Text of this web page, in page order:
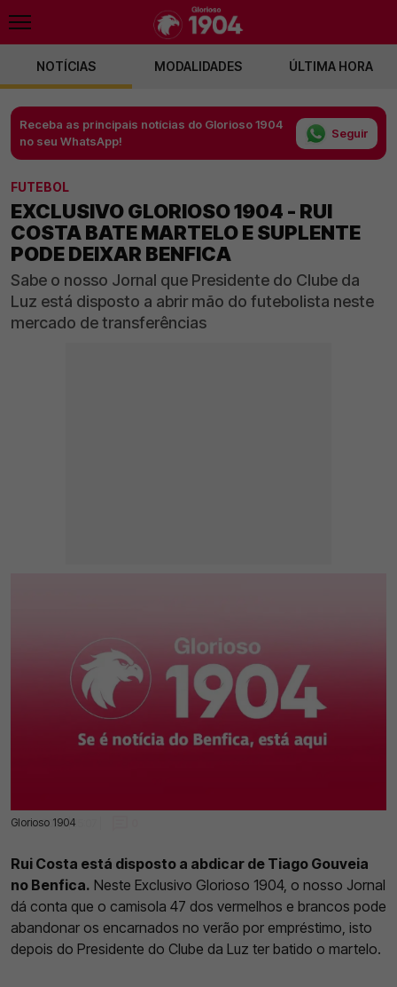
NOTÍCIAS MODALIDADES ÚLTIMA HORA
Receba as principais notícias do Glorioso 1904
no seu WhatsApp!
Seguir
FUTEBOL
EXCLUSIVO GLORIOSO 1904 - RUI
COSTA BATE MARTELO E SUPLENTE
PODE DEIXAR BENFICA
Sabe o nosso Jornal que Presidente do Clube da
Luz está disposto a abrir mão do futebolista neste
mercado de transferências
Glorioso 1904
20 Jul 2025 | 15:07 |
Rui Costa está disposto a abdicar de Tiago Gouveia
no Benfica. Neste Exclusivo Glorioso 1904, o nosso Jornal
dá conta que o camisola 47 dos vermelhos e brancos pode
abandonar os encarnados no verão por empréstimo, isto
depois do Presidente do Clube da Luz ter batido o martelo.